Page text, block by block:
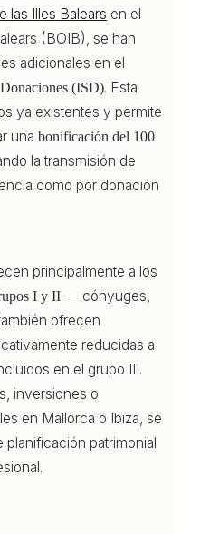
las Illes Balears en el
(BOIB), se han
adicionales en el
(ISD). Esta
ya existentes y permite
una bonificación del 100
la transmisión de
como por donación
principalmente a los
I y II— cónyuges,
ofrecen
reducidas a
en el grupo III.
inversiones o
en Mallorca o Ibiza, se
planificación patrimonial